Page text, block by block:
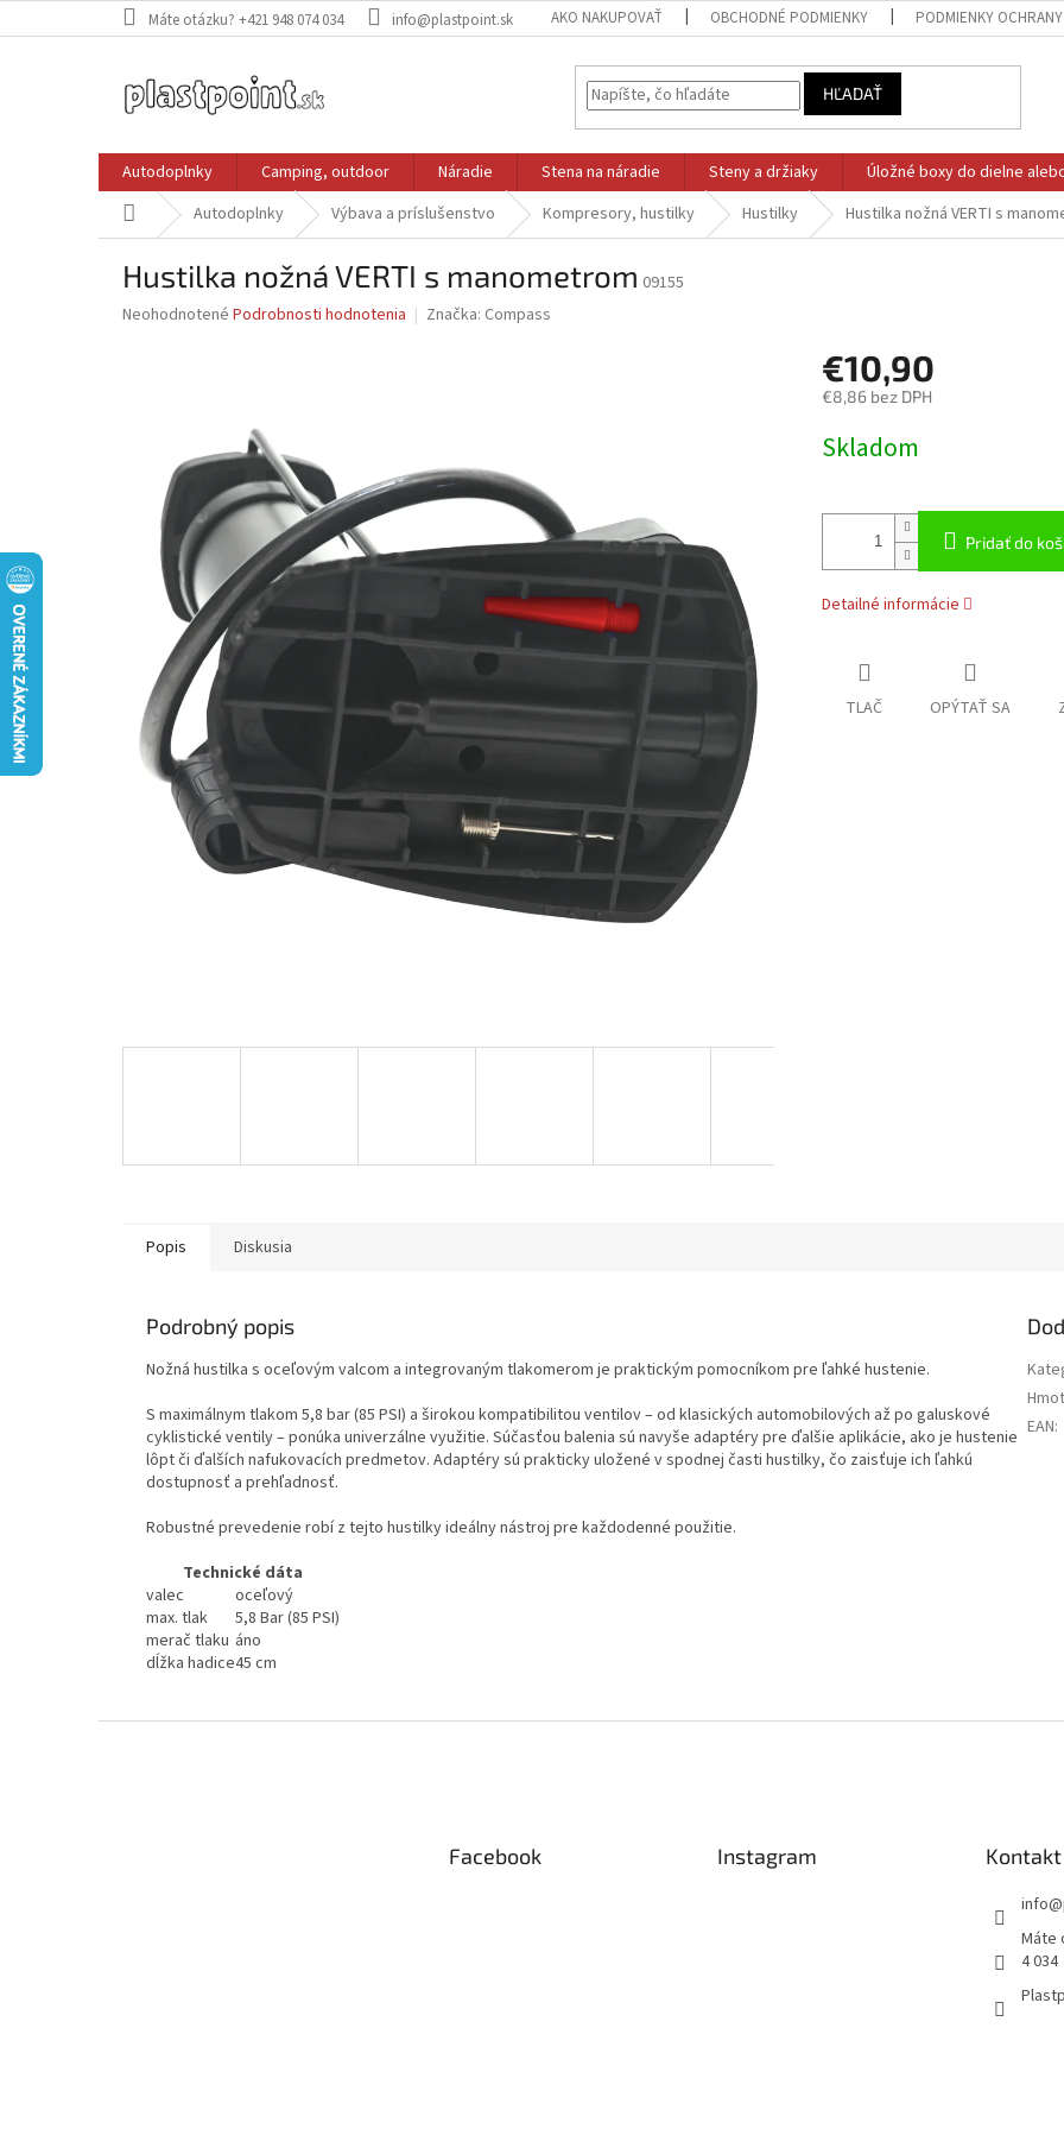
na
Máte otázku? +421 948 074 034 info@plastpoint.sk AKO NAKUPOVAŤ OBCHODNÉ PODMIENKY PODMIENKY OCHRANY
HĽADAŤ
Autodoplnky Camping, outdoor Náradie Stena na náradie Steny a držiaky Úložné boxy do dielne
DomovAutodoplnky Výbava a príslušenstvo Kompresory, hustilky Hustilky Hustilka nožná VERTI s
Hustilka nožná VERTI s manometrom 09155
Priemerné
hviezdičiek.
Neohodnotené Podrobnosti hodnotenia Značka: Compass
€10,90
€8,86 bez DPH
cena:
Skladom
Pridať do
Detailné informácie
TLAČ OPÝTAŤ SA
Popis Diskusia
Podrobný popis
Nožná hustilka s oceľovým valcom a integrovaným tlakomerom je praktickým pomocníkom pre ľahké hustenie.
S maximálnym tlakom 5,8 bar (85 PSI) a širokou kompatibilitou ventilov – od klasických automobilových až po galuskové
cyklistické ventily – ponúka univerzálne využitie. Súčasťou balenia sú navyše adaptéry pre ďalšie aplikácie, ako je hustenie
lôpt či ďalších nafukovacích predmetov. Adaptéry sú prakticky uložené v spodnej časti hustilky, čo zaisťuje ich ľahkú
dostupnosť a prehľadnosť.
Robustné prevedenie robí z tejto hustilky ideálny nástroj pre každodenné použitie.
Technické dáta
valec
oceľový
max. tlak
5,8 Bar (85 PSI)
merač tlaku áno
dĺžka hadice45 cm
EAN:
Facebook Instagram Kontakt
info@
Máte
4 034